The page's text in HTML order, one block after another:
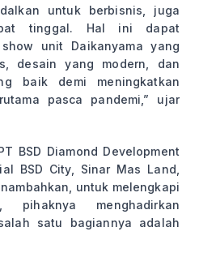
untuk berbisnis, juga
tinggal. Hal ini dapat
unit Daikanyama yang
desain yang modern, dan
baik demi meningkatkan
pasca pandemi,” ujar
BSD Diamond Development
BSD City, Sinar Mas Land,
untuk melengkapi
menghadirkan
satu bagiannya adalah